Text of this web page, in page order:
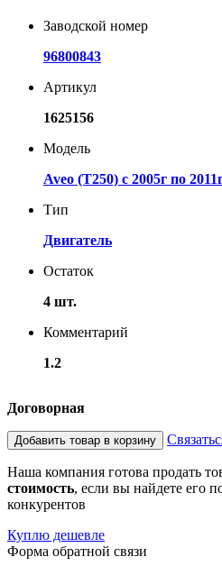
Заводской номер
96800843
Артикул
1625156
Модель
Aveo (T250) с 2005г по
Тип
Двигатель
Остаток
4 шт.
Комментарий
1.2
Договорная
Добавить товар в корзину
Наша компания готова продать
стоимость, если вы найдете его
конкурентов
Куплю дешевле
Форма обратной связи